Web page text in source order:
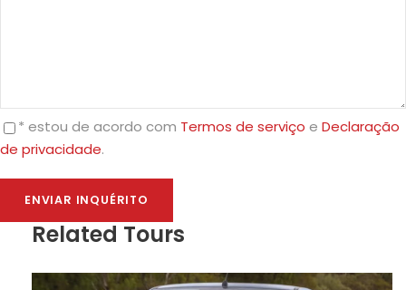
descrição do produto.
Passaporte ou Bilhete de identidade
* estou de acordo com Termos de serviço e Declaração
de privacidade.
Related Tours